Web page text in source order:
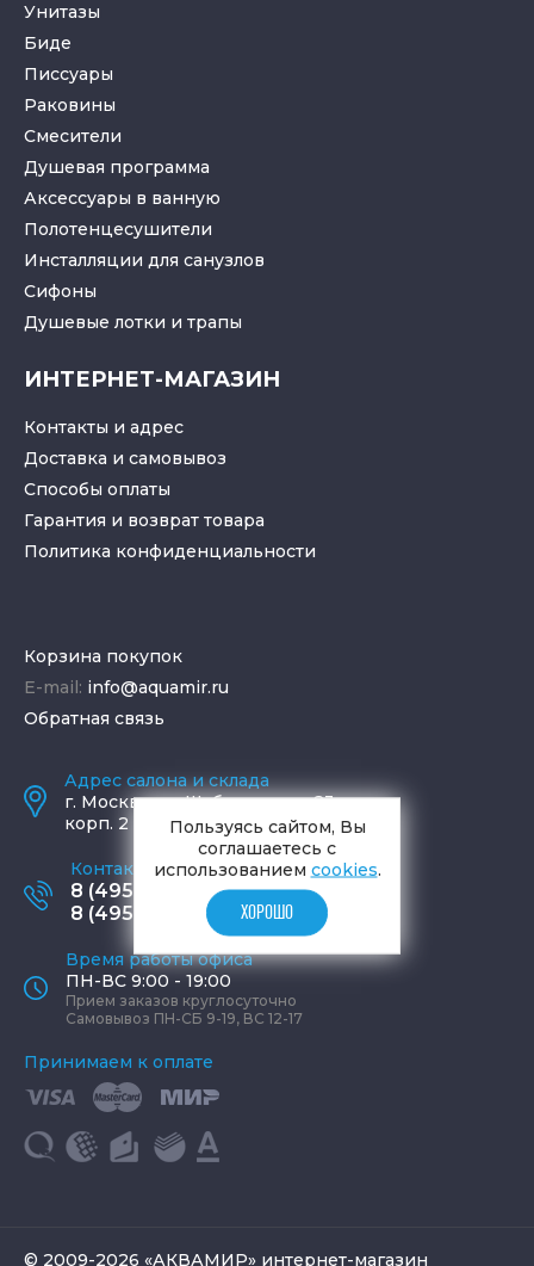
Унитазы
Биде
Писсуары
Раковины
Смесители
Душевая программа
Аксессуары в ванную
Полотенцесушители
Инсталляции для санузлов
Cифоны
Душевые лотки и трапы
ИНТЕРНЕТ-МАГАЗИН
Контакты и адрес
Доставка и самовывоз
Способы оплаты
Гарантия и возврат товара
Политика конфиденциальности
Корзина покупок
E-mail: info@aquamir.ru
Обратная связь
Адрес салона и склада
г. Москва,ул. Шаболовка, д. 23,
корп. 2
Контактные телефоны
8 (495) 795-77-65
8 (495) 797-11-67
Время работы офиса
ПН-ВС 9:00 - 19:00
Прием заказов круглосуточно
Самовывоз ПН-СБ 9-19, ВС 12-17
Принимаем к оплате
© 2009-2026 «АКВАМИР» интернет-магазин
Пользуясь сайтом, Вы
соглашаетесь с
использованием cookies.
ХОРОШО